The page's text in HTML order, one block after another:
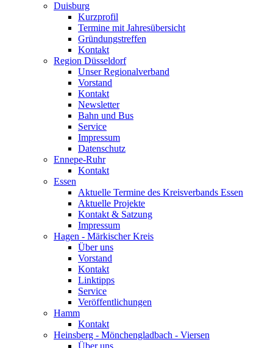
Duisburg
Kurzprofil
Termine mit Jahresübersicht
Gründungstreffen
Kontakt
Region Düsseldorf
Unser Regionalverband
Vorstand
Kontakt
Newsletter
Bahn und Bus
Service
Impressum
Datenschutz
Ennepe-Ruhr
Kontakt
Essen
Aktuelle Termine des Kreisverbands Essen
Aktuelle Projekte
Kontakt & Satzung
Impressum
Hagen - Märkischer Kreis
Über uns
Vorstand
Kontakt
Linktipps
Service
Veröffentlichungen
Hamm
Kontakt
Heinsberg - Mönchengladbach - Viersen
Über uns